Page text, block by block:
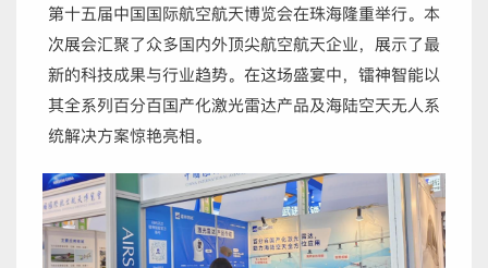
第十五届中国国际航空航天博览会在珠海隆重举行。本
次展会汇聚了众多国内外顶尖航空航天企业，展示了最
新的科技成果与行业趋势。在这场盛宴中，镭神智能以
其全系列百分百国产化激光雷达产品及海陆空天无人系
统解决方案惊艳亮相。